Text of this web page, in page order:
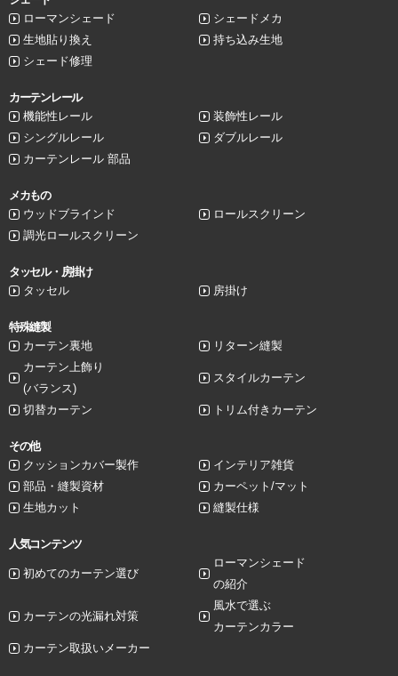
ローマンシェード
シェードメカ
生地貼り換え
持ち込み生地
シェード修理
カーテンレール
機能性レール
装飾性レール
シングルレール
ダブルレール
カーテンレール 部品
メカもの
ウッドブラインド
ロールスクリーン
調光ロールスクリーン
タッセル・房掛け
タッセル
房掛け
特殊縫製
カーテン裏地
リターン縫製
カーテン上飾り
(バランス)
スタイルカーテン
切替カーテン トリム付きカーテン
その他
クッションカバー製作
インテリア雑貨
部品・縫製資材
カーペット/マット
生地カット
縫製仕様
人気コンテンツ
初めてのカーテン選び
ローマンシェード
の紹介
カーテンの光漏れ対策
風水で選ぶ
カーテンカラー
カーテン取扱いメーカー